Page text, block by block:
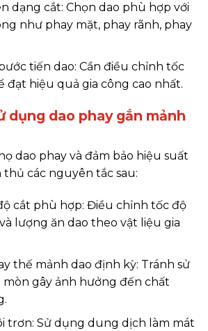
dạng cắt: Chọn dao phù hợp với
như phay mặt, phay rãnh, phay
tiến dao: Cần điều chỉnh tốc
đạt hiệu quả gia công cao nhất.
dụng dao phay gắn mảnh
dao phay và đảm bảo hiệu suất
các nguyên tắc sau:
cắt phù hợp: Điều chỉnh tốc độ
lượng ăn dao theo vật liệu gia
thế mảnh dao định kỳ: Tránh sử
gây ảnh hưởng đến chất
trơn: Sử dụng dung dịch làm mát